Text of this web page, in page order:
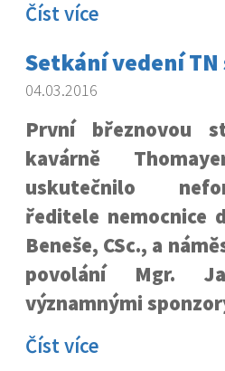
Číst více
Setkání vedení
04.03.2016
První březnovou
kavárně
uskutečnilo
ředitele nemocnice
Beneše, CSc., a
povolání Mgr.
významnými
Číst více